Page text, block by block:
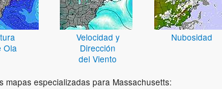
Ola
Velocidad y
Dirección
del Viento
Nubosidad
especializadas para Massachusetts: